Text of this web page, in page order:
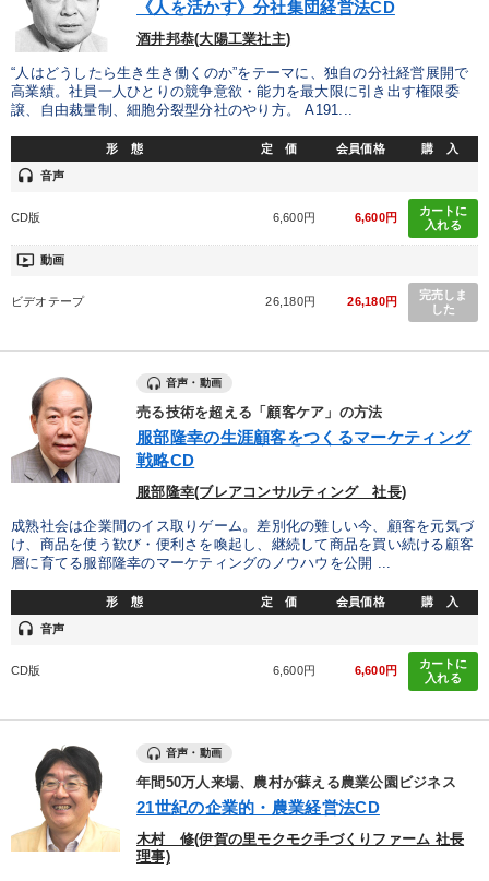
《人を活かす》分社集団経営法CD
酒井邦恭(大陽工業社主)
“人はどうしたら生き生き働くのか”をテーマに、独自の分社経営展開で
高業績。社員一人ひとりの競争意欲・能力を最大限に引き出す権限委
譲、自由裁量制、細胞分裂型分社のやり方。 A191...
形 態 定 価 会員価格 購 入
headset 音声
CD版 6,600円 6,600円
カートに
入れる
ondemand_video 動画
ビデオテープ 26,180円 26,180円
完売しま
した
音声・動画
売る技術を超える「顧客ケア」の方法
服部隆幸の生涯顧客をつくるマーケティング
戦略CD
服部隆幸(ブレアコンサルティング 社長)
成熟社会は企業間のイス取りゲーム。差別化の難しい今、顧客を元気づ
け、商品を使う歓び・便利さを喚起し、継続して商品を買い続ける顧客
層に育てる服部隆幸のマーケティングのノウハウを公開 ...
形 態 定 価 会員価格 購 入
headset 音声
CD版 6,600円 6,600円
カートに
入れる
音声・動画
年間50万人来場、農村が蘇える農業公園ビジネス
21世紀の企業的・農業経営法CD
木村 修(伊賀の里モクモク手づくりファーム 社長
理事)